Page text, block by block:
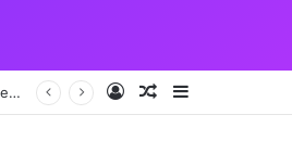
Vigilia por pareja guatemalteca asesinada en Julio atrae a cientos, indignados por la crisis migratoria y lo sucedido AccesoPublicación al